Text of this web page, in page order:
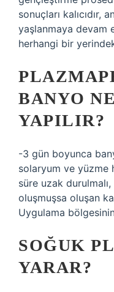
sonuçları
yaşlanmaya devam
herhangi bir
BANYO
YAPILIR?
-3 gün boyunca
solaryum ve yüzme
süre uzak
oluşmuşsa oluşan
Uygulama
SOĞUK
YARAR?